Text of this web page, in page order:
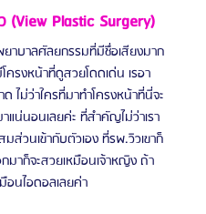
Plastic Surgery)
ยาบาลศัลยกรรมที่มีชื่อเสียงมาก
ครงหน้าที่ดูสวยโดดเด่น เรอา
ไม่ว่าใครที่มาทำโครงหน้าที่นี่จะ
น่นอนเลยค่ะ ที่สำคัญไม่ว่าเรา
ส่วนเข้ากับตัวเอง ที่รพ.วิวเขาก็
าก็จะสวยเหมือนเจ้าหญิง ถ้า
นไอดอลเลยค่า